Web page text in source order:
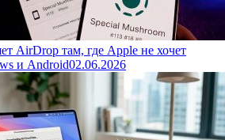
AirDrop там, где Apple не хочет
и Android02.06.2026